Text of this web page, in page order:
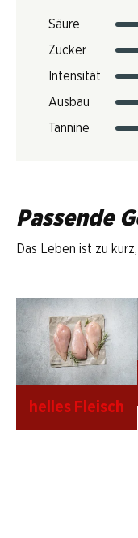
Säure
Zucker
Intensität
Ausbau
Tannine
Passende
Das Leben ist zu
helles Fleisch